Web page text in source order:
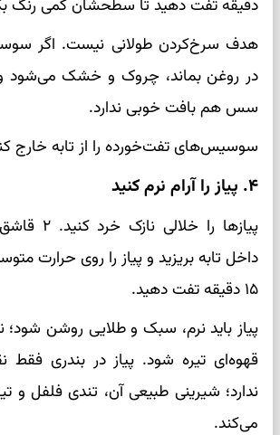
دقیقه تفت دهید تا سطحشان کمی رنگ
هدف سرخ‌کردن طولانی نیست. اگر
در روغن بماند، چروک و خشک می‌شود و
سس هم بافت خوبی ندارد.
سوسیس‌های تفت‌خورده را از تابه خارج
۴. پیاز را آرام نرم کنید
پیازها را
۱۵ دقیقه تفت دهید.
پیاز باید نرم، سبک و طلایی روشن شود؛
قهوه‌ای تیره شود. پیاز در بندری
ندارد؛ شیرینی طبیعی آن، تندی فلفل و
می‌کند.